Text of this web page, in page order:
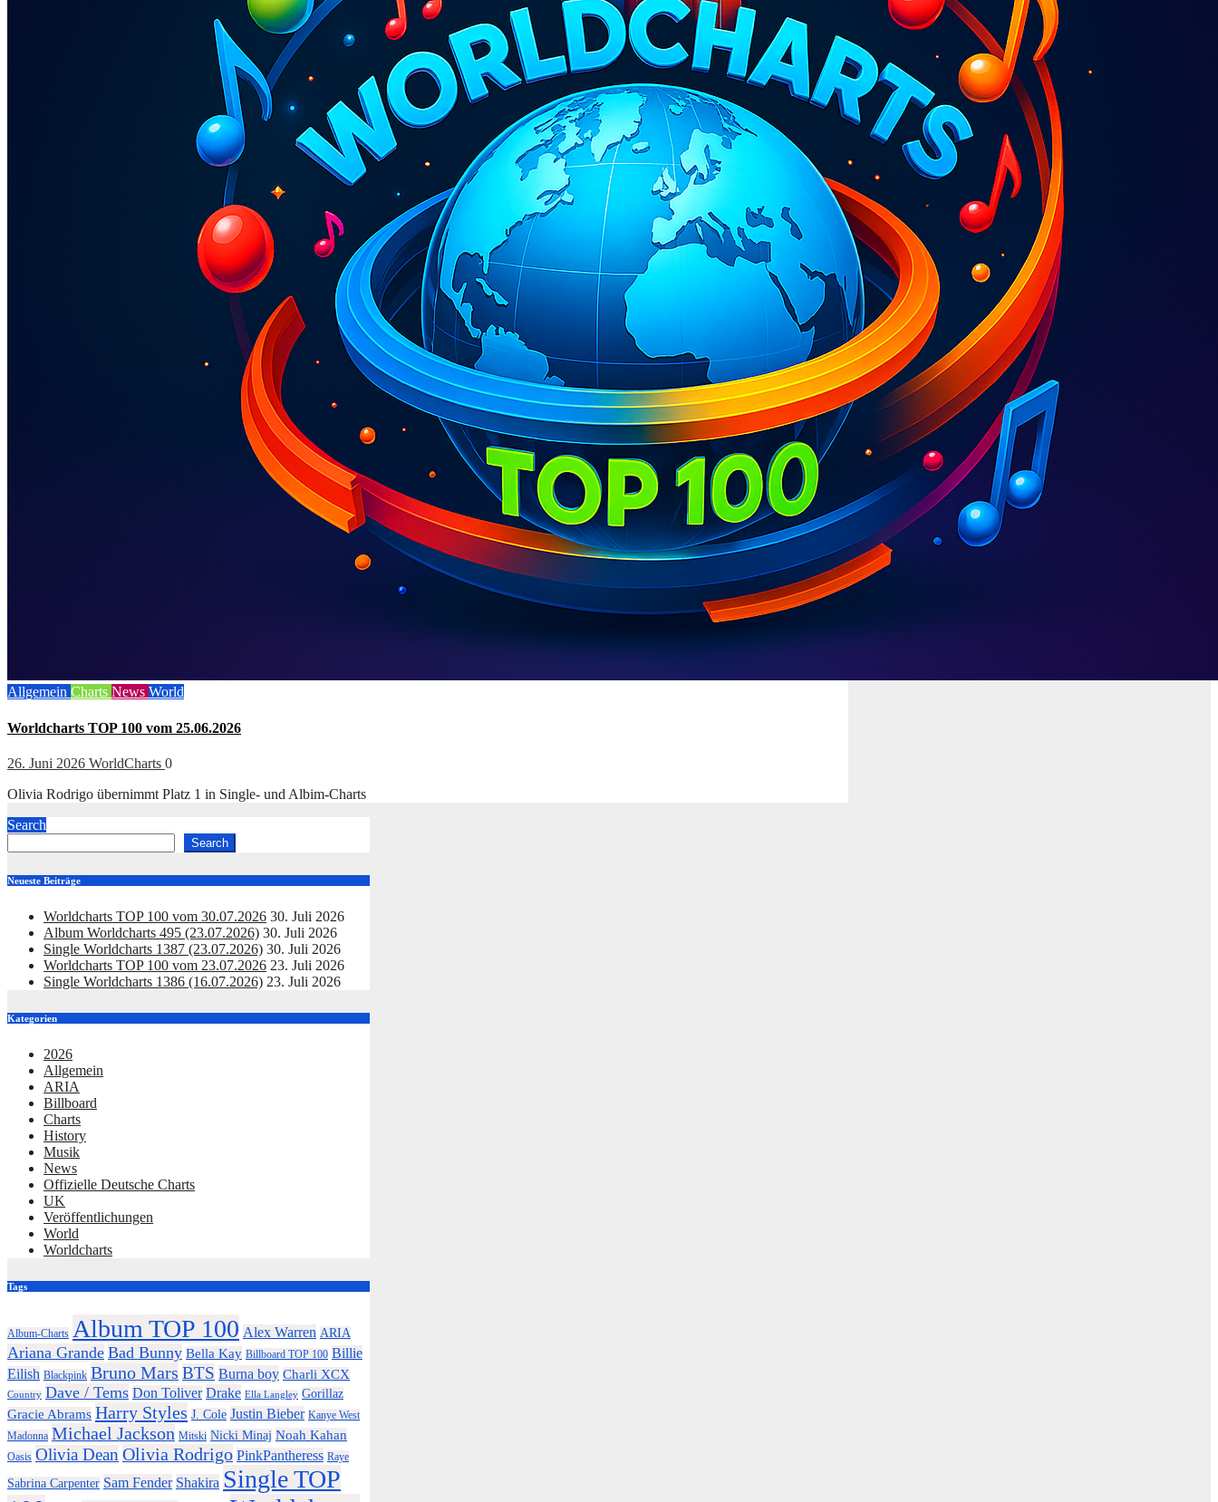
Allgemein Charts News World
Worldcharts TOP 100 vom 25.06.2026
26. Juni 2026 WorldCharts 0
Olivia Rodrigo übernimmt Platz 1 in Single- und Albim-Charts
Search
Search
Neueste Beiträge
Worldcharts TOP 100 vom 30.07.2026 30. Juli 2026
Album Worldcharts 495 (23.07.2026) 30. Juli 2026
Single Worldcharts 1387 (23.07.2026) 30. Juli 2026
Worldcharts TOP 100 vom 23.07.2026 23. Juli 2026
Single Worldcharts 1386 (16.07.2026) 23. Juli 2026
Kategorien
2026
Allgemein
ARIA
Billboard
Charts
History
Musik
News
Offizielle Deutsche Charts
UK
Veröffentlichungen
World
Worldcharts
Tags
Album-Charts Album TOP 100 Alex Warren ARIA
Ariana Grande Bad Bunny Bella Kay Billboard TOP 100 Billie
Eilish Blackpink Bruno Mars BTS Burna boy Charli XCX
Country Dave / Tems Don Toliver Drake Ella Langley Gorillaz
Gracie Abrams Harry Styles J. Cole Justin Bieber Kanye West
Madonna Michael Jackson Mitski Nicki Minaj Noah Kahan
Oasis Olivia Dean Olivia Rodrigo PinkPantheress Raye
Sabrina Carpenter Sam Fender Shakira Single TOP